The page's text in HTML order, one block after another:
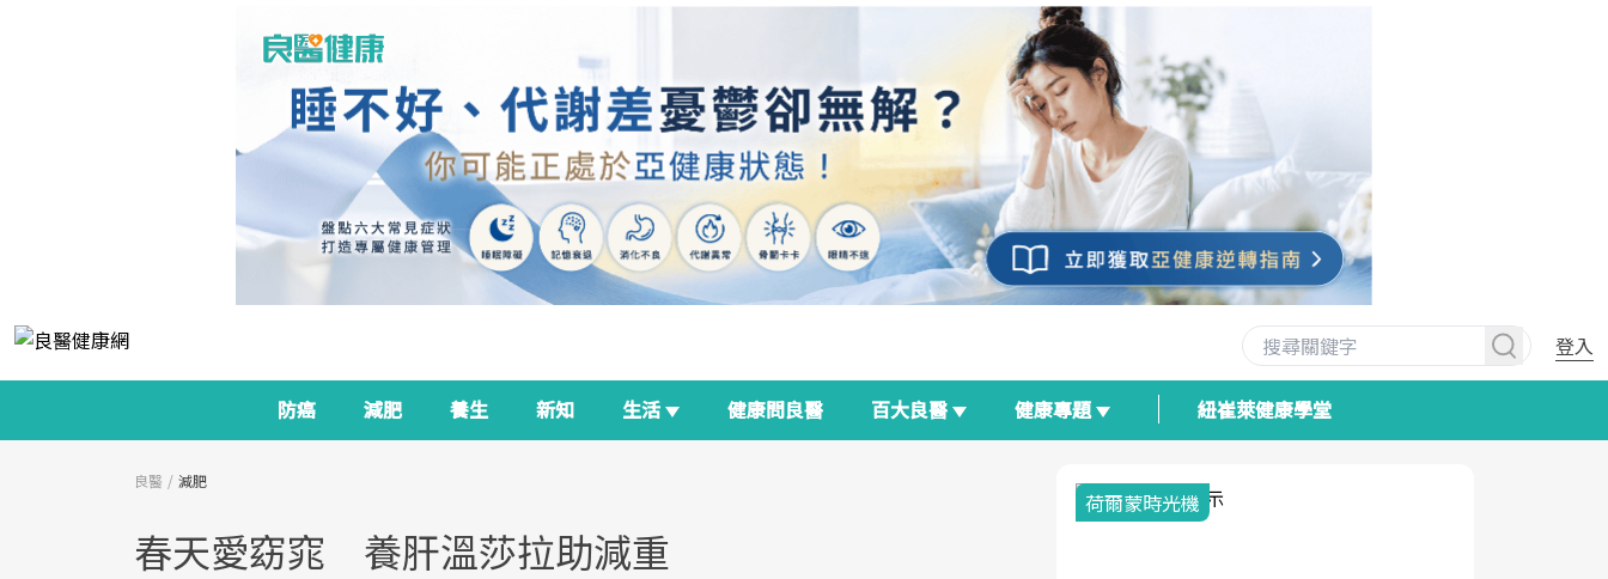
登入
防癌 減肥 養生 新知 生活 健康問良醫 百大良醫 健康專題 紐崔萊健康學堂
良醫 減肥
春天愛窈窕 養肝溫莎拉助減重
荷爾蒙時光機